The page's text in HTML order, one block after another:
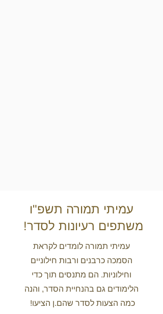
עמיתי תמורה תשפ"ו
משתפים רעיונות לסדר!
עמיתי תמורה לומדים לקראת
הסמכה כרבנים ורבות חילוניים
וחילוניות. הם מתנסים תוך כדי
הלימודים גם בהנחיית הסדר, והנה
כמה הצעות לסדר שהם.ן הציעו!